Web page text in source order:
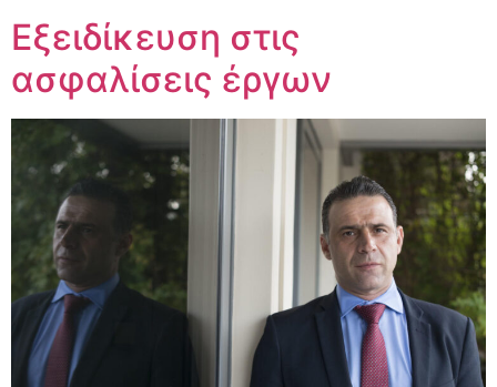
Εξειδίκευση στις
ασφαλίσεις έργων